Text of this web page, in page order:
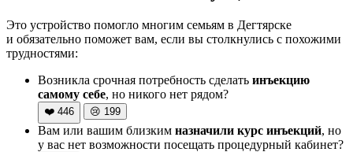
Это устройство помогло многим семьям в Дегтярске
и обязательно поможет вам, если вы столкнулись с похожими
трудностями:
Возникла срочная потребность сделать инъекцию
самому себе, но никого нет рядом?
❤️ 446 😢 199
Вам или вашим близким назначили курс инъекций, но
у вас нет возможности посещать процедурный кабинет?